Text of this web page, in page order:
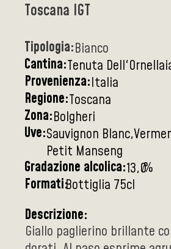
Toscana IGT
Tipologia:Bianco
Cantina:Tenuta
Provenienza:Italia
Regione:Toscana
Zona:Bolgheri
Uve:Sauvignon
Petit Manseng
Gradazione alcolica:13,0%
Formati:Bottiglia 75cl
Descrizione:
Giallo paglierino brillante